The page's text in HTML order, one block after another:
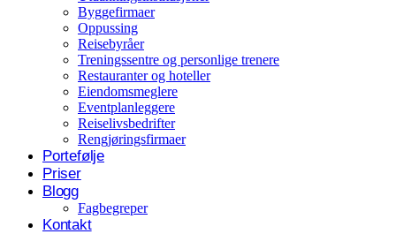
Byggefirmaer
Oppussing
Reisebyråer
Treningssentre og personlige trenere
Restauranter og hoteller
Eiendomsmeglere
Eventplanleggere
Reiselivsbedrifter
Rengjøringsfirmaer
Portefølje
Priser
Blogg
Fagbegreper
Kontakt